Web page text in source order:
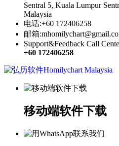
Sentral 5, Kuala Lumpur
Malaysia
电话:+60 172406258
邮箱
Support&Feedback Call
+60 172406258
移动端软件下载